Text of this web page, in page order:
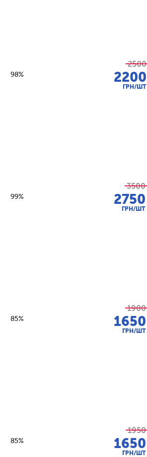
98%
2500
2200
ГРН/ШТ
99%
3500
2750
ГРН/ШТ
85%
1900
1650
ГРН/ШТ
85%
1950
1650
ГРН/ШТ